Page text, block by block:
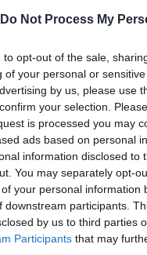
Do Not Process My
to opt-out of the sale,
of your personal or
by us, please use
your selection.
is processed you may
ads based on personal
information disclosed to
You may separately opt-
your personal information
downstream participants.
by us to third parties
Participants that may
de pasta Rana:
Viaje al Corazón del
in Italy en